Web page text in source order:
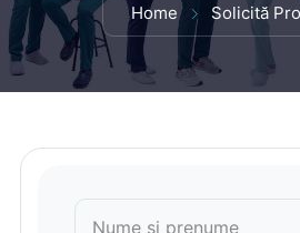
Home Solicită